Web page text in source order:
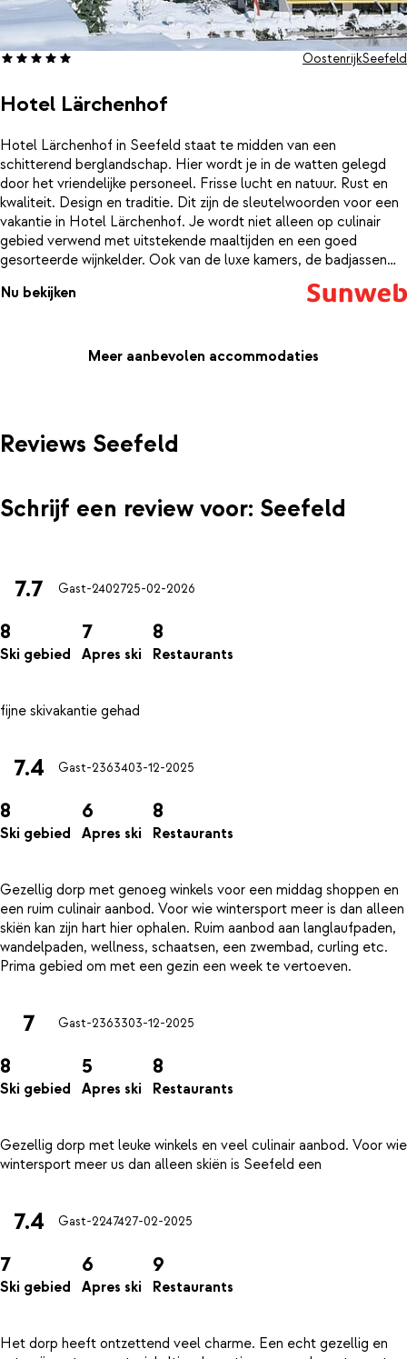
Hotel Lärchenhof
OostenrijkSeefeld
Hotel Lärchenhof in Seefeld staat te midden van een
schitterend berglandschap. Hier wordt je in de watten gelegd
door het vriendelijke personeel. Frisse lucht en natuur. Rust en
kwaliteit. Design en traditie. Dit zijn de sleutelwoorden voor een
vakantie in Hotel Lärchenhof. Je wordt niet alleen op culinair
gebied verwend met uitstekende maaltijden en een goed
gesorteerde wijnkelder. Ook van de luxe kamers, de badjassen
genieten. Neem een verfrissende duik in het mooie zwembad,
Lärchenhof zijn je batterijen weer helemaal
noordzijde)3. 2-persoonskamer type B zuidzijde (Jochblick
zuidzijde)4. 2-persoonskamer type A zuidzijde (Sonnenblick 38
Nu bekijken
Meer aanbevolen accommodaties
Reviews Seefeld
Schrijf een review voor: Seefeld
7.7 Gast-2402725-02-2026
8
Ski gebied
7
Apres ski
8
Restaurants
7.4 Gast-2363403-12-2025
8
Ski gebied
6
Apres ski
8
Restaurants
Gezellig dorp met genoeg winkels voor een middag shoppen en
een ruim culinair aanbod. Voor wie wintersport meer is dan alleen
skiën kan zijn hart hier ophalen. Ruim aanbod aan langlaufpaden,
wandelpaden, wellness, schaatsen, een zwembad, curling etc.
7 Gast-2363303-12-2025
8
Ski gebied
5
Apres ski
8
Restaurants
Gezellig dorp met leuke winkels en veel culinair aanbod. Voor wie
7.4 Gast-2247427-02-2025
7
Ski gebied
6
Apres ski
9
Restaurants
Het dorp heeft ontzettend veel charme. Een echt gezellig en